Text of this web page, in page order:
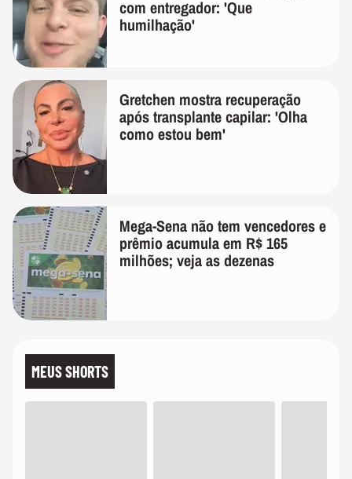
com entregador: 'Que
humilhação'
Gretchen mostra recuperação
após transplante capilar: 'Olha
como estou bem'
Mega-Sena não tem vencedores e
prêmio acumula em R$ 165
milhões; veja as dezenas
MEUS SHORTS